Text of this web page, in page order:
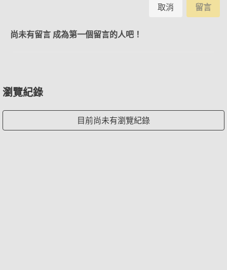
取消 留言
尚未有留言 成為第一個留言的人吧！
瀏覽紀錄
目前尚未有瀏覽紀錄